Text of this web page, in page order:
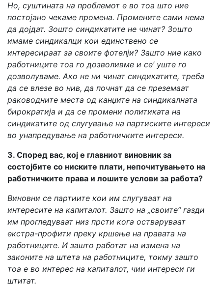
Но, суштината на проблемот е во тоа што ние
постојано чекаме промена. Промените сами нема
да дојдат. Зошто синдикатите не чинат? Зошто
имаме синдикалци кои единствено се
интересираат за своите фотелји? Зашто ние како
работниците тоа го дозволивме и се’ уште го
дозволуваме. Ако не ни чинат синдикатите, треба
да се влезе во нив, да почнат да се преземаат
раководните места од канџите на синдикалната
бирократија и да се промени политиката на
синдикатите од слугување на партиските интереси
во унапредување на работничките интереси.
3. Според вас, кој е главниот виновник за
состојбите со ниските плати, непочитувањето на
работничките права и лошите услови за работа?
Виновни се партиите кои им слугуваат на
интересите на капиталот. Зашто на „своите“ газди
им прогледуваат низ прсти кога остваруваат
екстра-профити преку кршење на правата на
работниците. И зашто работат на измена на
законите на штета на работниците, токму зашто
тоа е во интерес на капиталот, чии интереси ги
штитат.